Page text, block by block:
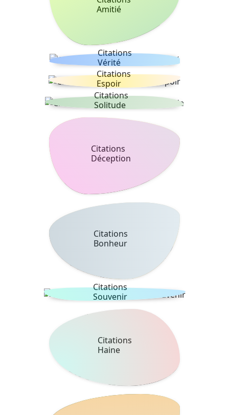
Amitié
Citations
Vérité
Citations
Espoir
Citations
Solitude
Citations
Déception
Citations
Bonheur
Citations
Souvenir
Citations
Haine